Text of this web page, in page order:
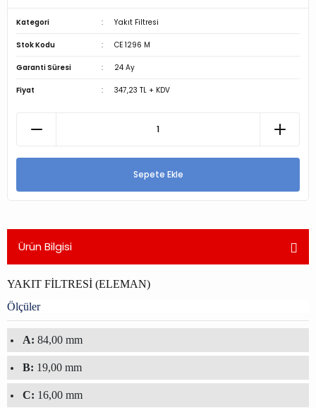
Kategori Yakıt Filtresi
Stok Kodu CE 1296 M
Garanti Süresi 24 Ay
Fiyat 347,23 TL + KDV
Sepete Ekle
Ürün Bilgisi
YAKIT FİLTRESİ (ELEMAN)
Ölçüler
A: 84,00 mm
B: 19,00 mm
C: 16,00 mm